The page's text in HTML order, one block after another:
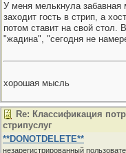
У меня мелькнула забавная
заходит гость в стрип, а
потом ставит на свой стол.
"жадина", "сегодня не
хорошая мысль
Re: Классификация
стрипуслуг
**DONOTDELETE**
незарегистрированный